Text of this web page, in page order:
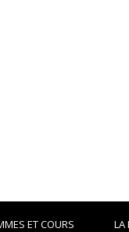
ET COURS LA